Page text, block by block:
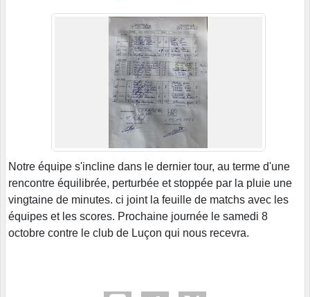
Notre équipe s'incline dans le dernier tour, au terme d'une
rencontre équilibrée, perturbée et stoppée par la pluie une
vingtaine de minutes. ci joint la feuille de matchs avec les
équipes et les scores. Prochaine journée le samedi 8
octobre contre le club de Luçon qui nous recevra.